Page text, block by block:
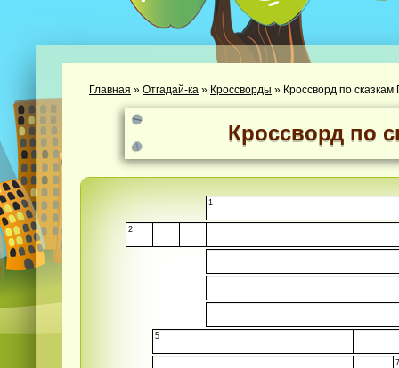
Главная » Отгадай-ка » Кроссворды » Кроссворд по
Кроссворд по
2
1
5
7